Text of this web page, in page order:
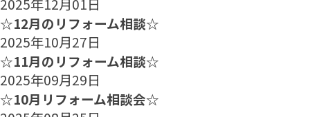
2025年12月01日
☆12月のリフォーム相談☆
2025年10月27日
☆11月のリフォーム相談☆
2025年09月29日
☆10月リフォーム相談会☆